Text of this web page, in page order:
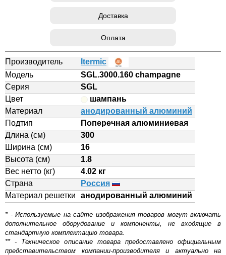
Доставка
Оплата
Производитель
Itermic
Модель
SGL.3000.160 champagne
Серия
SGL
Цвет
шампань
Материал
анодированный алюминий
Подтип
Поперечная алюминиевая
Длина (см)
300
Ширина (см)
16
Высота (см)
1.8
Вес нетто (кг)
4.02 кг
Страна
Россия
Материал решетки
aнодированный алюминий
* - Используемые на сайте изображения товаров могут включать
дополнительное оборудование и компоненты, не входящие в
стандартную комплектацию товара.
** - Техническое описание товара предоставлено официальным
представительством компании-производителя и актуально на